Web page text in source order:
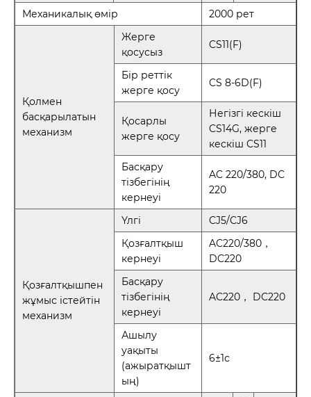
Механикалық өмір 2000 рет
Қолмен
басқарылатын
механизм
Жерге
қосусыз
CS11(F)
Бір реттік
жерге қосу
CS 8-6D(F)
Қосарлы
жерге қосу
Негізгі кескіш
CS14G, жерге
кескіш CS11
Басқару
тізбегінің
кернеуі
AC 220/380, DC
220
Қозғалтқышпен
жұмыс істейтін
механизм
Үлгі
CJ5/CJ6
Қозғалтқыш
кернеуі
AC220/380，
DC220
Басқару
тізбегінің
кернеуі
AC220， DC220
Ашылу
уақыты
(ажыратқышт
ың)
6±1с